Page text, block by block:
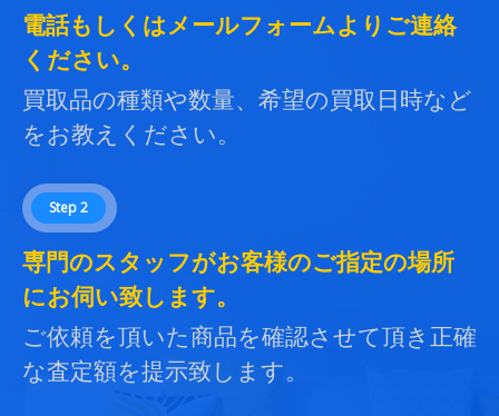
電話もしくはメールフォームよりご連絡
ください。
買取品の種類や数量、希望の買取日時など
をお教えください。
Step 2
専門のスタッフがお客様のご指定の場所
にお伺い致します。
ご依頼を頂いた商品を確認させて頂き正確
な査定額を提示致します。